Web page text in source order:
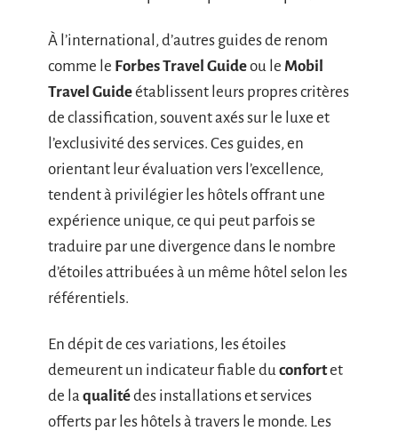
À l’international, d’autres guides de renom
comme le Forbes Travel Guideou le Mobil
Travel Guideétablissent leurs propres critères
de classification, souvent axés sur le luxe et
l’exclusivité des services. Ces guides, en
orientant leur évaluation vers l’excellence,
tendent à privilégier les hôtels offrant une
expérience unique, ce qui peut parfois se
traduire par une divergence dans le nombre
d’étoiles attribuées à un même hôtel selon les
référentiels.
En dépit de ces variations, les étoiles
demeurent un indicateur fiable du confortet
de la qualitédes installations et services
offerts par les hôtels à travers le monde. Les